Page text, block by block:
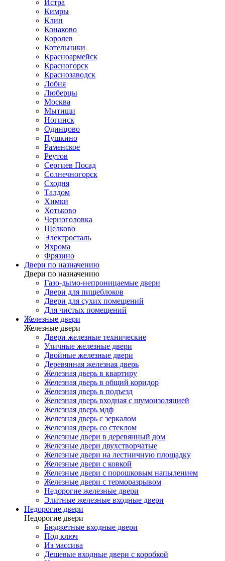
Истра
Кимры
Клин
Конаково
Королев
Котельники
Красноармейск
Красногорск
Краснозаводск
Лобня
Люберцы
Москва
Мытищи
Ногинск
Одинцово
Пушкино
Раменское
Реутов
Сергиев Посад
Солнечногорск
Сходня
Талдом
Химки
Хотьково
Черноголовка
Щелково
Электросталь
Яхрома
Фрязино
Двери по назначению
Двери по назначению
Газо-дымо-непроницаемые двери
Двери для пищеблоков
Двери для сухих помещений
Для чистых помещений
Железные двери
Железные двери
Двери железные технические
Уличные железные двери
Двойные железные двери
Деревянная железная дверь
Железная дверь в квартиру
Железная дверь в общий коридор
Железная дверь в подъезд
Железная дверь входная с шумоизоляцией
Железная дверь мдф
Железная дверь с зеркалом
Железная дверь со стеклом
Железные двери в деревянный дом
Железные двери двухстворчатые
Железные двери на лестничную площадку
Железные двери с ковкой
Железные двери с порошковым напылением
Железные двери с терморазрывом
Недорогие железные двери
Элитные железные входные двери
Недорогие двери
Недорогие двери
Бюджетные входные двери
Под ключ
Из массива
Дешевые входные двери с коробкой